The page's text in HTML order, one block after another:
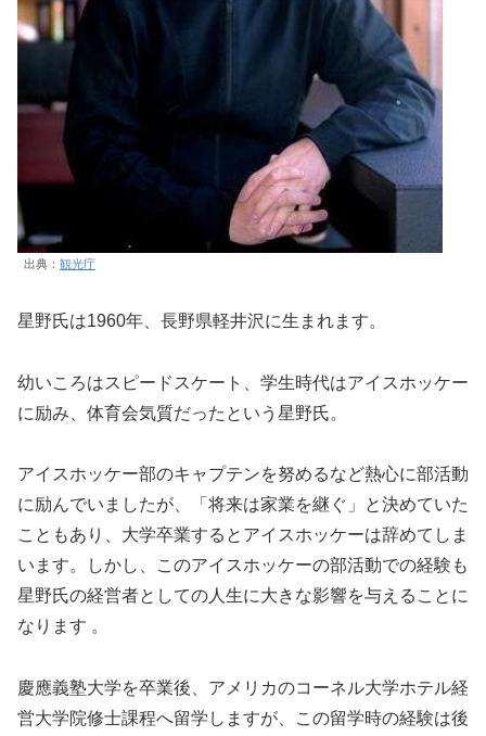
出典： 観光庁
星野氏は1960年、長野県軽井沢に生まれます。
幼いころはスピードスケート、学生時代はアイスホッケー
に励み、体育会気質だったという星野氏。
アイスホッケー部のキャプテンを努めるなど熱心に部活動
に励んでいましたが、「将来は家業を継ぐ」と決めていた
こともあり、大学卒業するとアイスホッケーは辞めてしま
います。しかし、このアイスホッケーの部活動での経験も
星野氏の経営者としての人生に大きな影響を与えることに
なります 。
慶應義塾大学を卒業後、アメリカのコーネル大学ホテル経
営大学院修士課程へ留学しますが、この留学時の経験は後